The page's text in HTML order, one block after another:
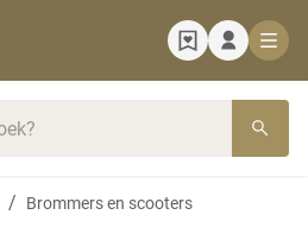
Brommers en scooters